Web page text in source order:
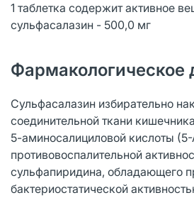
1 таблетка содержит активное
сульфасалазин - 500,0 мг
Фармакологическое
Сульфасалазин избирательно
соединительной ткани
5-аминосалициловой кислоты
противовоспалительной
сульфапиридина, обладающего
бактериостатической